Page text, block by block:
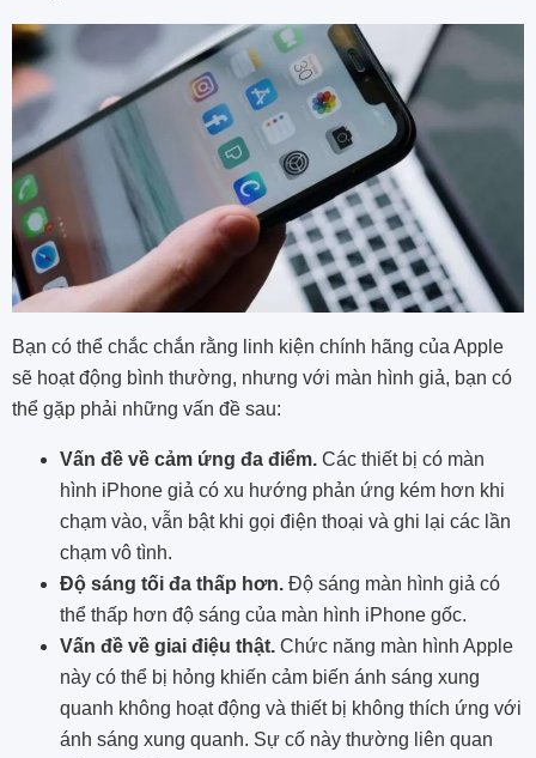
Bạn có thể chắc chắn rằng linh kiện chính hãng của Apple
sẽ hoạt động bình thường, nhưng với màn hình giả, bạn có
thể gặp phải những vấn đề sau:
Vấn đề về cảm ứng đa điểm. Các thiết bị có màn
hình iPhone giả có xu hướng phản ứng kém hơn khi
chạm vào, vẫn bật khi gọi điện thoại và ghi lại các lần
chạm vô tình.
Độ sáng tối đa thấp hơn. Độ sáng màn hình giả có
thể thấp hơn độ sáng của màn hình iPhone gốc.
Vấn đề về giai điệu thật. Chức năng màn hình Apple
này có thể bị hỏng khiến cảm biến ánh sáng xung
quanh không hoạt động và thiết bị không thích ứng với
ánh sáng xung quanh. Sự cố này thường liên quan